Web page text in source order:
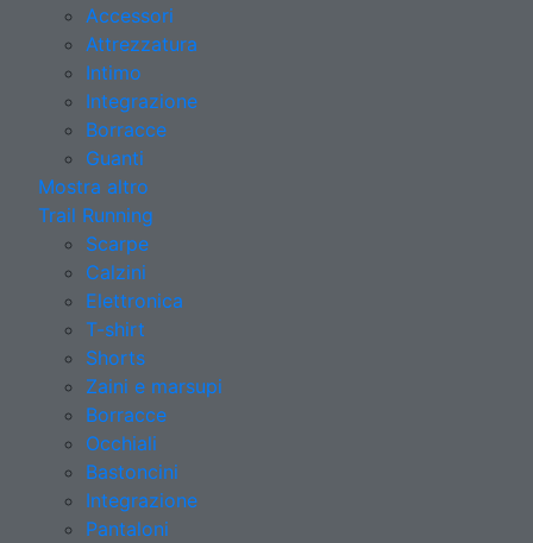
Accessori
Attrezzatura
Intimo
Integrazione
Borracce
Guanti
Mostra altro
Trail Running
Scarpe
Calzini
Elettronica
T-shirt
Shorts
Zaini e marsupi
Borracce
Occhiali
Bastoncini
Integrazione
Pantaloni